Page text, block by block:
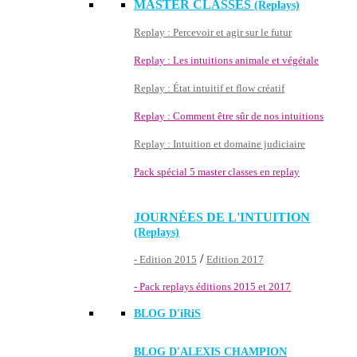
MASTER CLASSES (Replays)
Replay : Percevoir et agir sur le futur
Replay : Les intuitions animale et végétale
Replay : État intuitif et flow créatif
Replay : Comment être sûr de nos intuitions
Replay : Intuition et domaine judiciaire
Pack spécial 5 master classes en replay
JOURNÉES DE L'INTUITION
(Replays)
- Edition 2015 / Edition 2017
- Pack replays éditions 2015 et 2017
BLOG D'iRiS
BLOG D'ALEXIS CHAMPION